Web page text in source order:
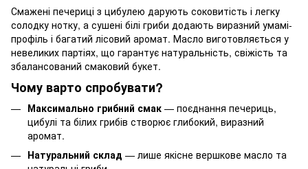
Смажені печериці з цибулею дарують соковитість і легку
солодку нотку, а сушені білі гриби додають виразний умамі-
профіль і багатий лісовий аромат. Масло виготовляється у
невеликих партіях, що гарантує натуральність, свіжість та
збалансований смаковий букет.
Чому варто спробувати?
Максимально грибний смак — поєднання печериць,
цибулі та білих грибів створює глибокий, виразний
аромат.
Натуральний склад — лише якісне вершкове масло та